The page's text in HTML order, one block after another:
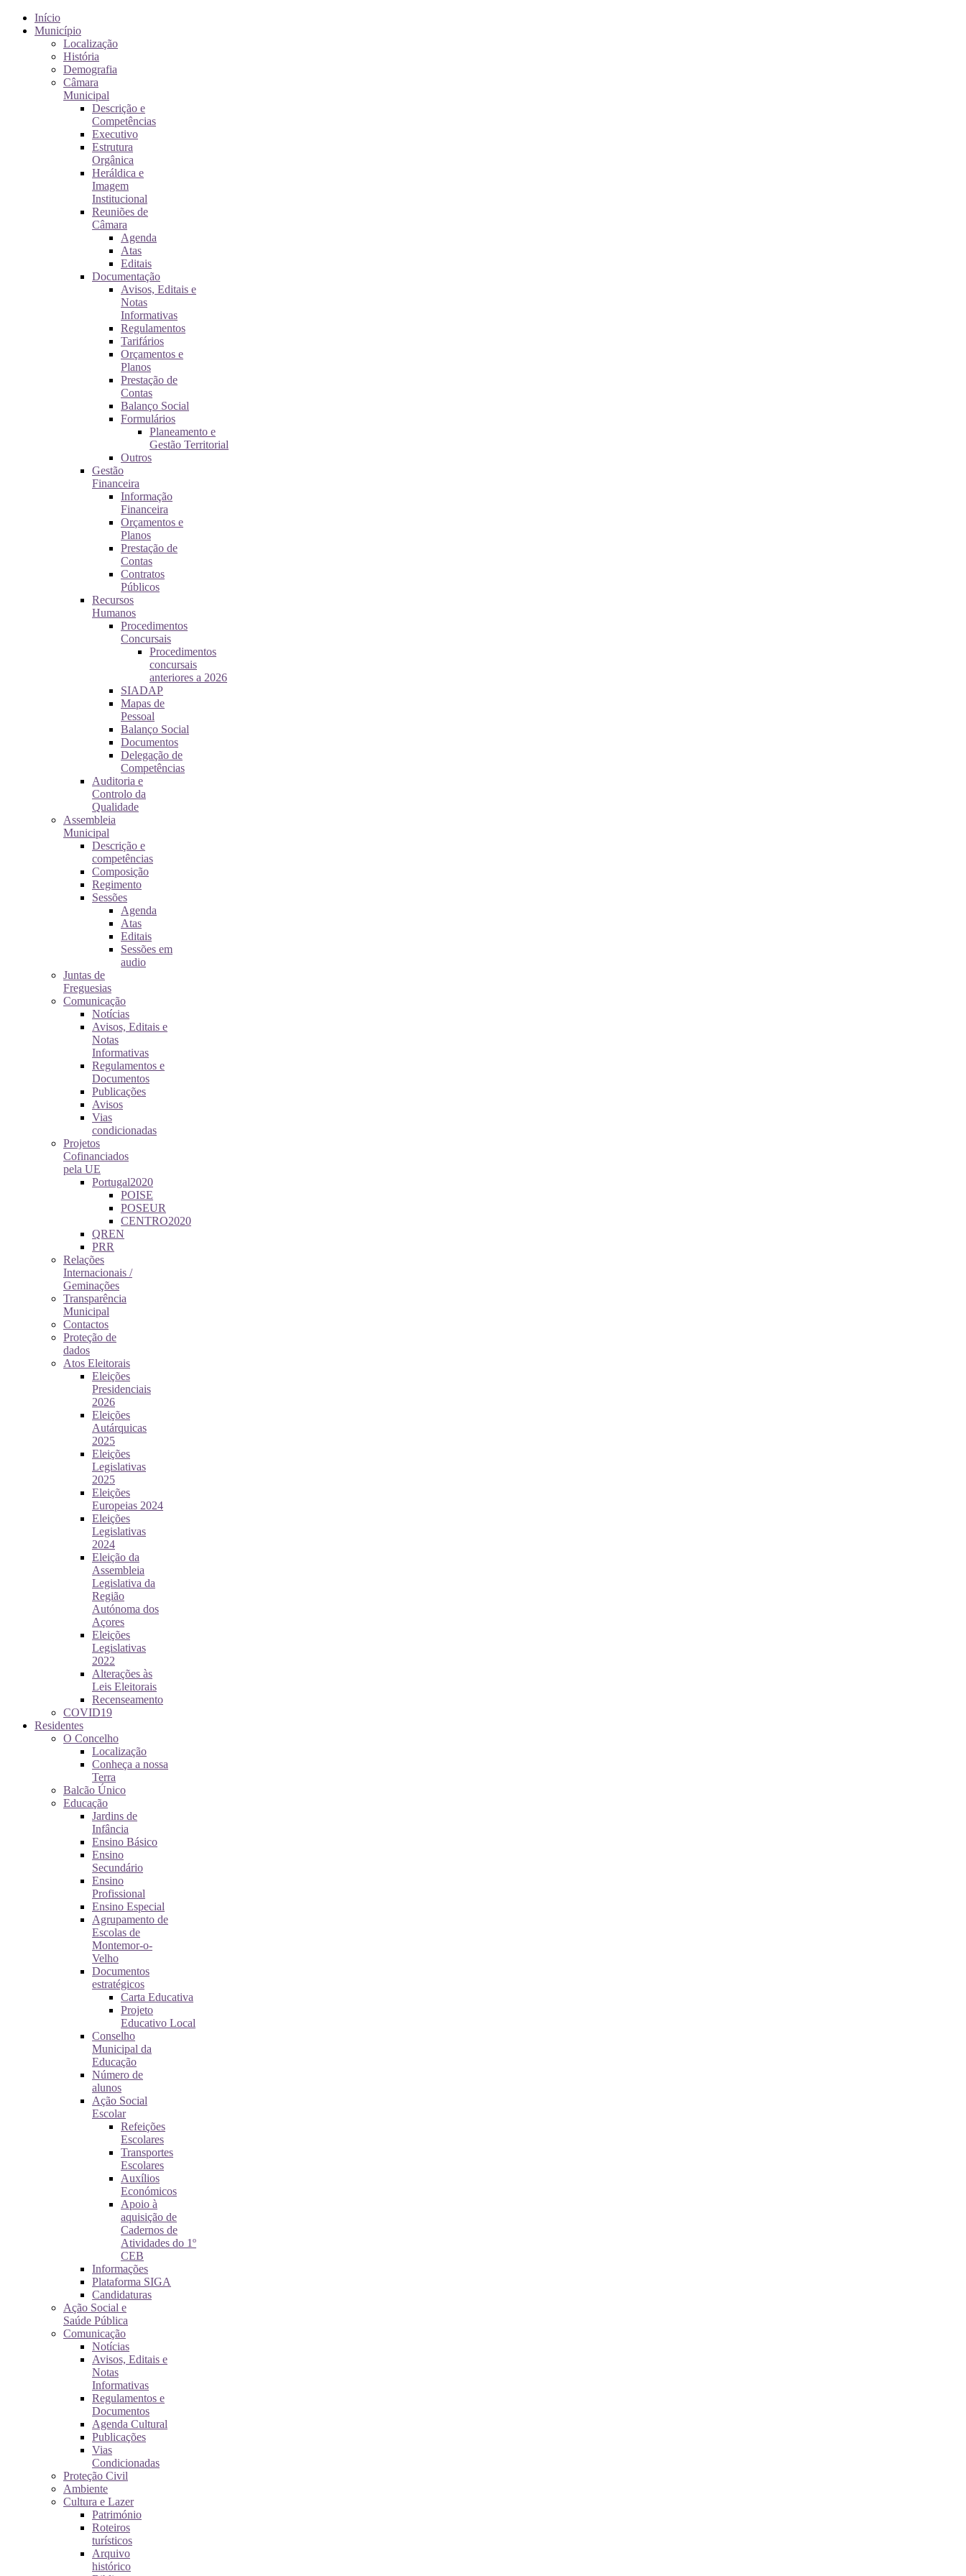
Início
Município
Localização
História
Demografia
Câmara
Municipal
Descrição e
Competências
Executivo
Estrutura
Orgânica
Heráldica e
Imagem
Institucional
Reuniões de
Câmara
Agenda
Atas
Editais
Documentação
Avisos, Editais e
Notas
Informativas
Regulamentos
Tarifários
Orçamentos e
Planos
Prestação de
Contas
Balanço Social
Formulários
Planeamento e
Gestão Territorial
Outros
Gestão
Financeira
Informação
Financeira
Orçamentos e
Planos
Prestação de
Contas
Contratos
Públicos
Recursos
Humanos
Procedimentos
Concursais
Procedimentos
concursais
anteriores a 2026
SIADAP
Mapas de
Pessoal
Balanço Social
Documentos
Delegação de
Competências
Auditoria e
Controlo da
Qualidade
Assembleia
Municipal
Descrição e
competências
Composição
Regimento
Sessões
Agenda
Atas
Editais
Sessões em
audio
Juntas de
Freguesias
Comunicação
Notícias
Avisos, Editais e
Notas
Informativas
Regulamentos e
Documentos
Publicações
Avisos
Vias
condicionadas
Projetos
Cofinanciados
pela UE
Portugal2020
POISE
POSEUR
CENTRO2020
QREN
PRR
Relações
Internacionais /
Geminações
Transparência
Municipal
Contactos
Proteção de
dados
Atos Eleitorais
Eleições
Presidenciais
2026
Eleições
Autárquicas
2025
Eleições
Legislativas
2025
Eleições
Europeias 2024
Eleições
Legislativas
2024
Eleição da
Assembleia
Legislativa da
Região
Autónoma dos
Açores
Eleições
Legislativas
2022
Alterações às
Leis Eleitorais
Recenseamento
COVID19
Residentes
O Concelho
Localização
Conheça a nossa
Terra
Balcão Único
Educação
Jardins de
Infância
Ensino Básico
Ensino
Secundário
Ensino
Profissional
Ensino Especial
Agrupamento de
Escolas de
Montemor-o-
Velho
Documentos
estratégicos
Carta Educativa
Projeto
Educativo Local
Conselho
Municipal da
Educação
Número de
alunos
Ação Social
Escolar
Refeições
Escolares
Transportes
Escolares
Auxílios
Económicos
Apoio à
aquisição de
Cadernos de
Atividades do 1º
CEB
Informações
Plataforma SIGA
Candidaturas
Ação Social e
Saúde Pública
Comunicação
Notícias
Avisos, Editais e
Notas
Informativas
Regulamentos e
Documentos
Agenda Cultural
Publicações
Vias
Condicionadas
Proteção Civil
Ambiente
Cultura e Lazer
Património
Roteiros
turísticos
Arquivo
histórico